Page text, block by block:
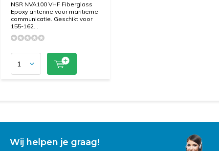
NSR NVA100 VHF Fiberglass
Epoxy antenne voor maritieme
communicatie. Geschikt voor
155-162...
Wij helpen je graag!